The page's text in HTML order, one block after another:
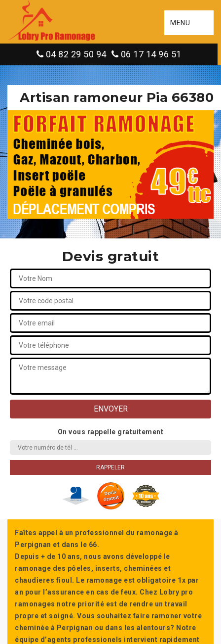
MENU
04 82 29 50 94 06 17 14 96 51
Artisan ramoneur Pia 66380
Devis gratuit
On vous rappelle gratuitement
Faîtes appel à un professionnel du ramonage à
Perpignan et dans le 66.
Depuis + de 10 ans, nous avons développé le
ramonage des pôeles, inserts, cheminées et
chaudieres fioul. Le ramonage est obligatoire 1x par
an pour l’assurance en cas de feux. Chez Lobry pro
ramonages notre priorité est de rendre un travail
propre et soigné. Vous souhaitez faire ramoner votre
cheminée à Perpignan ou dans les alentours? Notre
équipe d’agents professionels intervient rapidement